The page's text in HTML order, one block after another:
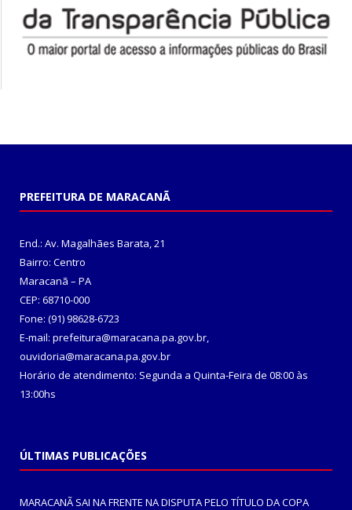
PREFEITURA DE MARACANÃ
End.: Av. Magalhães Barata, 21
Bairro: Centro
Maracanã – PA
CEP: 68710-000
Fone: (91) 98628-6723
E-mail: prefeitura@maracana.pa.gov.br,
ouvidoria@maracana.pa.gov.br
Horário de atendimento: Segunda a Quinta-Feira de 08:00 às
13:00hs
ÚLTIMAS PUBLICAÇÕES
MARACANÃ SAI NA FRENTE NA DISPUTA PELO TÍTULO DA COPA